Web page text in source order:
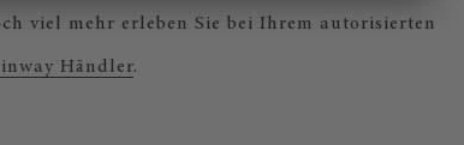
viel mehr erleben Sie bei Ihrem autorisierten
Händler.